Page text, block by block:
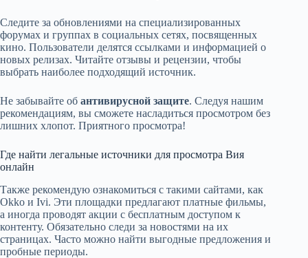
Следите за обновлениями на специализированных
форумах и группах в социальных сетях, посвященных
кино. Пользователи делятся ссылками и информацией о
новых релизах. Читайте отзывы и рецензии, чтобы
выбрать наиболее подходящий источник.
Не забывайте об антивирусной защите. Следуя нашим
рекомендациям, вы сможете насладиться просмотром без
лишних хлопот. Приятного просмотра!
Где найти легальные источники для просмотра Вия
онлайн
Также рекомендую ознакомиться с такими сайтами, как
Okko и Ivi. Эти площадки предлагают платные фильмы,
а иногда проводят акции с бесплатным доступом к
контенту. Обязательно следи за новостями на их
страницах. Часто можно найти выгодные предложения и
пробные периоды.